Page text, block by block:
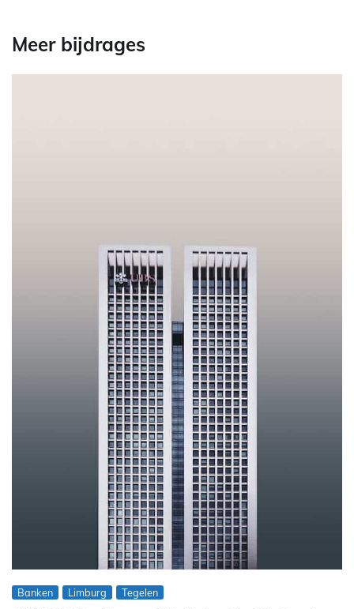
Meer bijdrages
Banken Limburg Tegelen